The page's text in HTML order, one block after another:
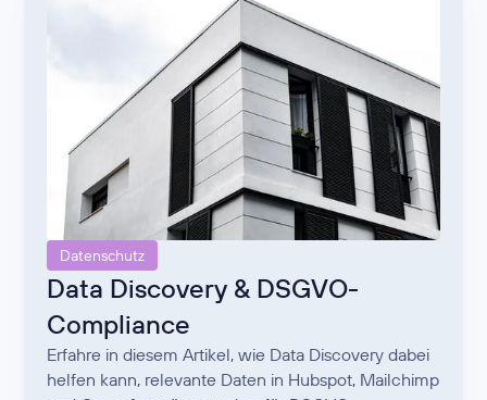
Datenschutz
Data Discovery & DSGVO-
Compliance
Erfahre in diesem Artikel, wie Data Discovery dabei
helfen kann, relevante Daten in Hubspot, Mailchimp